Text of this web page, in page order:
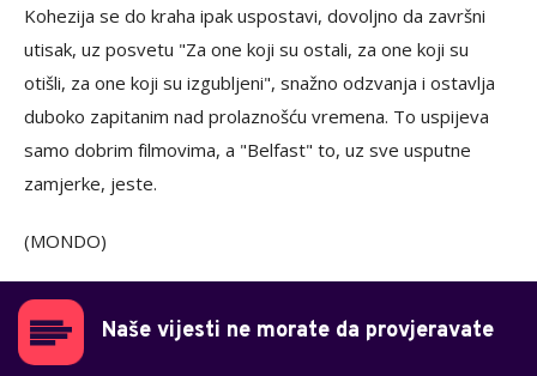
Kohezija se do kraha ipak uspostavi, dovoljno da završni
utisak, uz posvetu "Za one koji su ostali, za one koji su
otišli, za one koji su izgubljeni", snažno odzvanja i ostavlja
duboko zapitanim nad prolaznošću vremena. To uspijeva
samo dobrim filmovima, a "Belfast" to, uz sve usputne
zamjerke, jeste.
(MONDO)
Naše vijesti ne morate da provjeravate